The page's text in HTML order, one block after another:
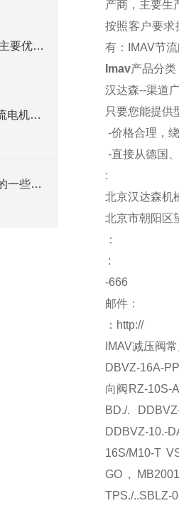
德国Btsr感应器 IS3 F系列主要优势是什么
德国GEFEG-NECKAR直流电机的应用范围
BUROCCO阀门技术使用的一些结构原理
产商，主要生
按照客户要求
有：
IMAV节流
Imav产品分类
汉达森--渠道
只要您能提供
-价格合理，
-直接从德国
:
北京汉达森机
北京市朝阳区
：
:
-666
邮件：
： http://
IMAV减压阀常
DBVZ-16A-
向阀 RZ-10S-
BD./.
DDBVZ-10.-
16S/M10-T
GO，
TPS./..SBLZ-